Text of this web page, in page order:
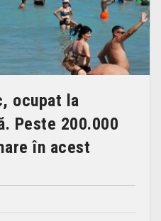
ocupat la
Peste 200.000
în acest